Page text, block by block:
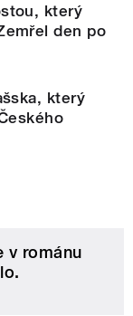
který
den po
který
v románu